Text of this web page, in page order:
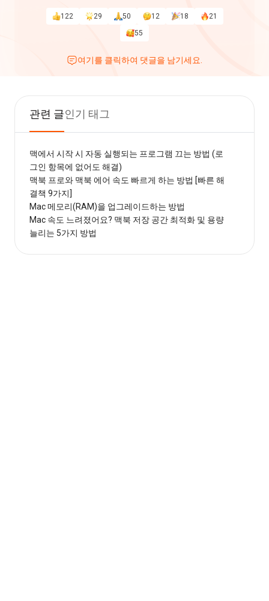
122 29 50 12 18
21
55
여기를 클릭하여 댓글을 남기세요.
관련 글인기 태그
맥에서 시작 시 자동 실행되는 프로그램 끄는 방법 (로
그인 항목에 없어도 해결)
맥북 프로와 맥북 에어 속도 빠르게 하는 방법 [빠른 해
결책 9가지]
Mac 메모리(RAM)을 업그레이드하는 방법
Mac 속도 느려졌어요? 맥북 저장 공간 최적화 및 용량
늘리는 5가지 방법